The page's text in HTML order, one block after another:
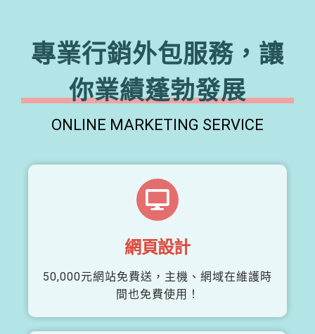
專業行銷外包服務，讓
你業績蓬勃發展
ONLINE MARKETING SERVICE
網頁設計
50,000元網站免費送，主機、網域在維護時
間也免費使用！